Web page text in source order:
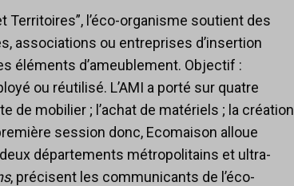
Territoires”, l’éco-organisme soutient des
associations ou entreprises d’insertion
éléments d’ameublement. Objectif :
ou réutilisé. L’AMI a porté sur quatre
de mobilier ; l’achat de matériels ; la création
session donc, Ecomaison alloue
départements métropolitains et ultra-
, précisent les communicants de l’éco-